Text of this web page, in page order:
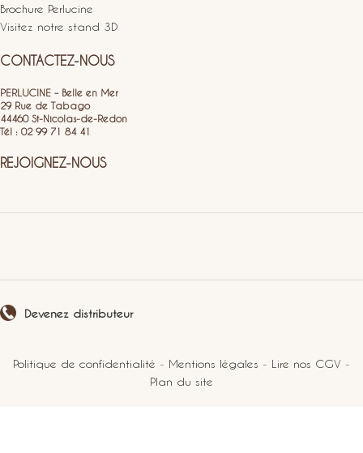
Brochure Perlucine
Visitez notre stand 3D
CONTACTEZ-NOUS
PERLUCINE – Belle en Mer
29 Rue de Tabago
44460 St-Nicolas-de-Redon
Tél : 02 99 71 84 41
REJOIGNEZ-NOUS
Devenez distributeur
Politique de confidentialité - Mentions légales - Lire nos CGV -
Plan du site